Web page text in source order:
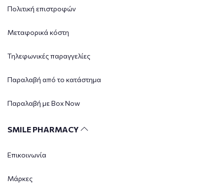
Πολιτική επιστροφών
Μεταφορικά κόστη
Τηλεφωνικές παραγγελίες
Παραλαβή από το κατάστημα
Παραλαβή με Box Now
SMILE PHARMACY
Επικοινωνία
Μάρκες